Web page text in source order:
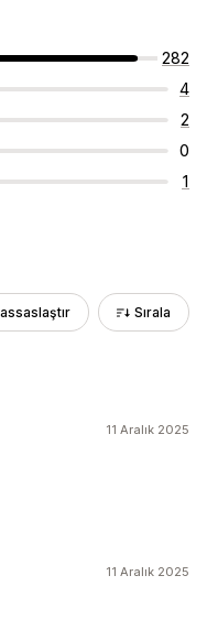
282
4
2
0
1
Sırala
11 Aralık 2025
11 Aralık 2025